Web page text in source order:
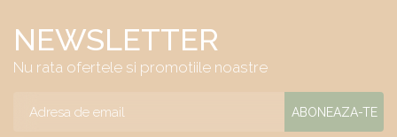
NEWSLETTER
Nu rata ofertele si promotiile noastre